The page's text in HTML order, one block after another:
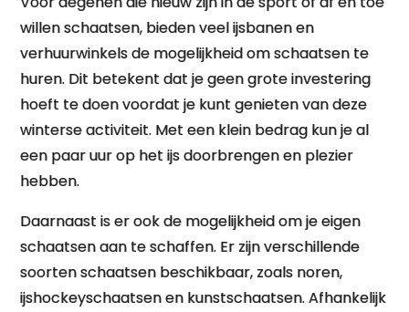
willen schaatsen, bieden veel ijsbanen en
verhuurwinkels de mogelijkheid om schaatsen te
huren. Dit betekent dat je geen grote investering
hoeft te doen voordat je kunt genieten van deze
winterse activiteit. Met een klein bedrag kun je al
een paar uur op het ijs doorbrengen en plezier
hebben.
Daarnaast is er ook de mogelijkheid om je eigen
schaatsen aan te schaffen. Er zijn verschillende
soorten schaatsen beschikbaar, zoals noren,
ijshockeyschaatsen en kunstschaatsen. Afhankelijk